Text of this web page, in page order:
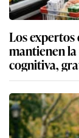
Los
mantienen
cognitiva,